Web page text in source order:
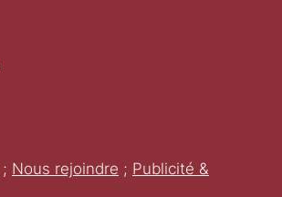
; Nous rejoindre ; Publicité &